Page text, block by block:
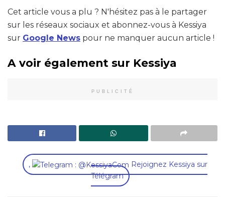
Cet article vous a plu ? N'hésitez pas à le partager
sur les réseaux sociaux et abonnez-vous à Kessiya
sur Google News pour ne manquer aucun article !
A voir également sur Kessiya
PUBLICITÉ
,
Rejoignez Kessiya sur
Télégram